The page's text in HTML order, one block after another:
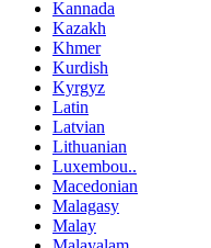
Kannada
Kazakh
Khmer
Kurdish
Kyrgyz
Latin
Latvian
Lithuanian
Luxembou..
Macedonian
Malagasy
Malay